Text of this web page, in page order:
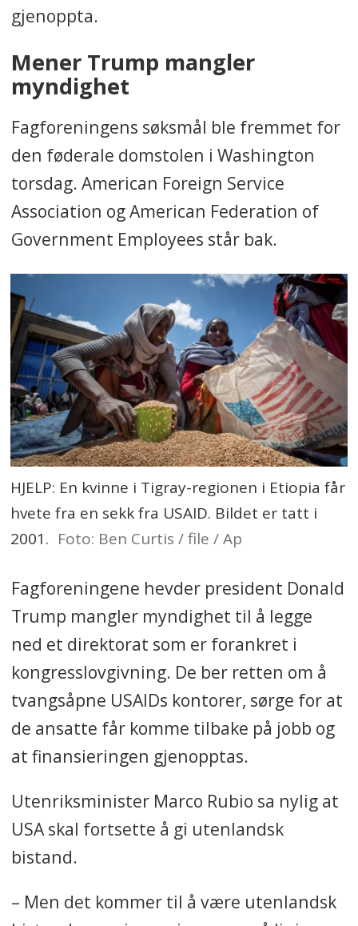
gjenoppta.
Mener Trump mangler
myndighet
Fagforeningens søksmål ble fremmet for
den føderale domstolen i Washington
torsdag. American Foreign Service
Association og American Federation of
Government Employees står bak.
HJELP: En kvinne i Tigray-regionen i Etiopia får
hvete fra en sekk fra USAID. Bildet er tatt i
2001. Foto: Ben Curtis / file / Ap
Fagforeningene hevder president Donald
Trump mangler myndighet til å legge
ned et direktorat som er forankret i
kongresslovgivning. De ber retten om å
tvangsåpne USAIDs kontorer, sørge for at
de ansatte får komme tilbake på jobb og
at finansieringen gjenopptas.
Utenriksminister Marco Rubio sa nylig at
USA skal fortsette å gi utenlandsk
bistand.
– Men det kommer til å være utenlandsk